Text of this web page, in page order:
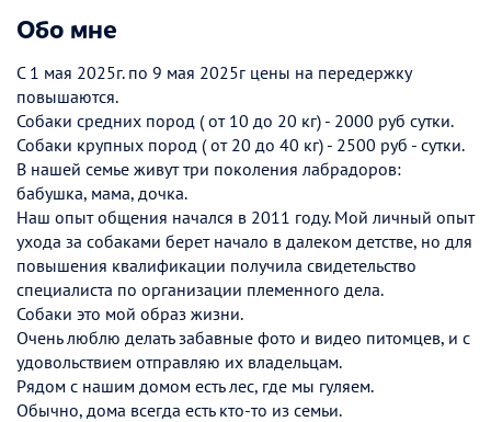
Обо мне
С 1 мая 2025г. по 9 мая 2025г цены на передержку
повышаются.
Собаки средних пород ( от 10 до 20 кг) - 2000 руб сутки.
Собаки крупных пород ( от 20 до 40 кг) - 2500 руб - сутки.
В нашей семье живут три поколения лабрадоров:
бабушка, мама, дочка.
Наш опыт общения начался в 2011 году. Мой личный опыт
ухода за собаками берет начало в далеком детстве, но для
повышения квалификации получила свидетельство
специалиста по организации племенного дела.
Собаки это мой образ жизни.
Очень люблю делать забавные фото и видео питомцев, и с
удовольствием отправляю их владельцам.
Рядом с нашим домом есть лес, где мы гуляем.
Обычно, дома всегда есть кто-то из семьи.